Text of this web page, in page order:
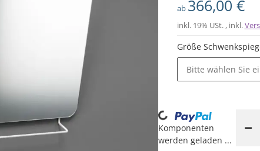
ab 366,00 €
inkl. 19% USt. , inkl.
Größe
Bitte wählen Sie
Loading...
Komponenten
werden geladen ...